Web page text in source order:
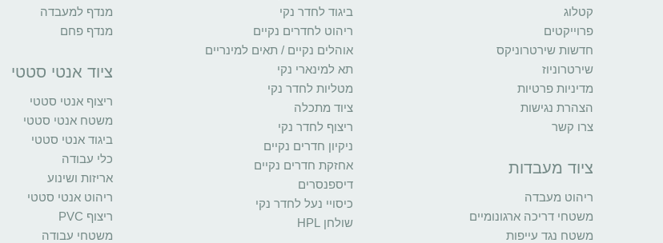
קטלוג
פרוייקטים
חדשות שירטרוניקס
שירטרוניוז
מדיניות פרטיות
הצהרת נגישות
צרו קשר
ציוד מעבדות
ריהוט מעבדה
משטחי דריכה ארגונומיים
משטח נגד עייפות
ביגוד לחדר נקי
ריהוט לחדרים נקיים
אוהלים נקיים / תאים למינריים
תא למינארי נקי
מטליות לחדר נקי
ציוד מתכלה
ריצוף לחדר נקי
ניקיון חדרים נקיים
אחזקת חדרים נקיים
דיספנסרים
כיסויי נעל לחדר נקי
שולחן HPL
מנדף למעבדה
מנדף פחם
ציוד אנטי סטטי
ריצוף אנטי סטטי
משטח אנטי סטטי
ביגוד אנטי סטטי
כלי עבודה
אריזות ושינוע
ריהוט אנטי סטטי
ריצוף PVC
משטחי עבודה